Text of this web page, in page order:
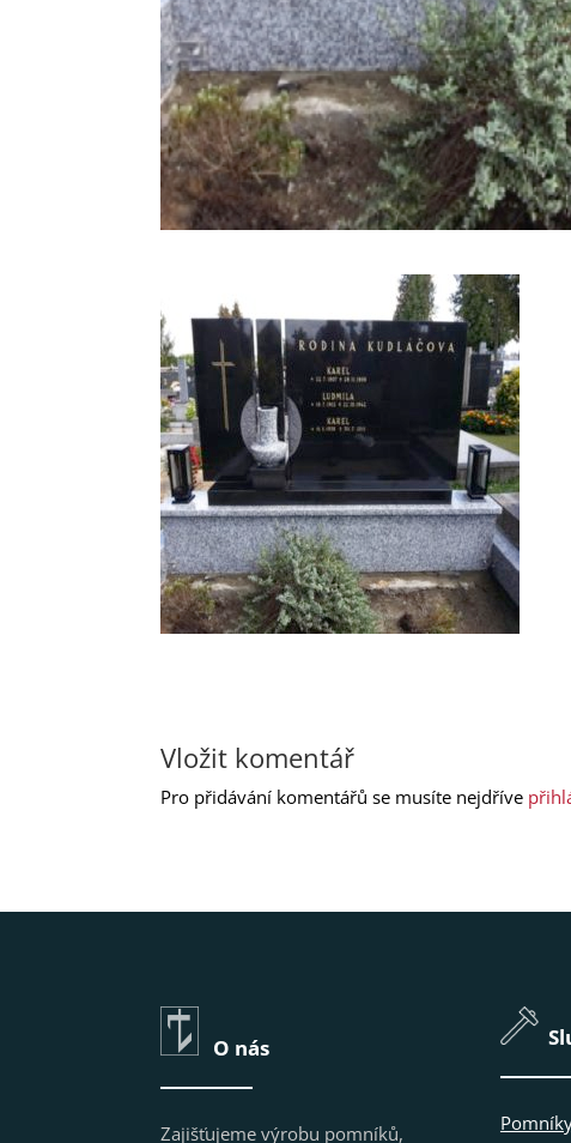
Vložit komentář
Pro přidávání komentářů se musíte nejdříve
O nás
Zajišťujeme výrobu pomníků,